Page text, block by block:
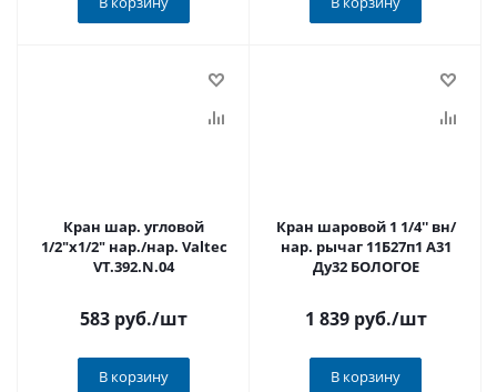
Кран шар. угловой
1/2"х1/2" нар./нар. Valtec
VT.392.N.04
583 руб./шт
В корзину
Кран шаровой 1 1/4'' вн/
нар. рычаг 11Б27п1 А31
Ду32 БОЛОГОЕ
1 839 руб./шт
В корзину